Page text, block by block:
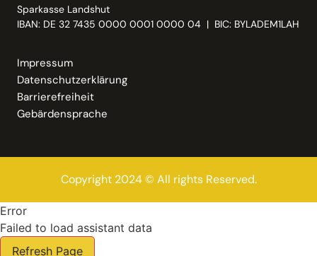
Sparkasse Landshut
IBAN: DE 32 7435 0000 0001 0000 04 | BIC: BYLADEM1LAH
Impressum
Datenschutzerklärung
Barrierefreiheit
Gebärdensprache
Copyright 2024 © All rights Reserved.
Error
Failed to load assistant data
Refresh Page